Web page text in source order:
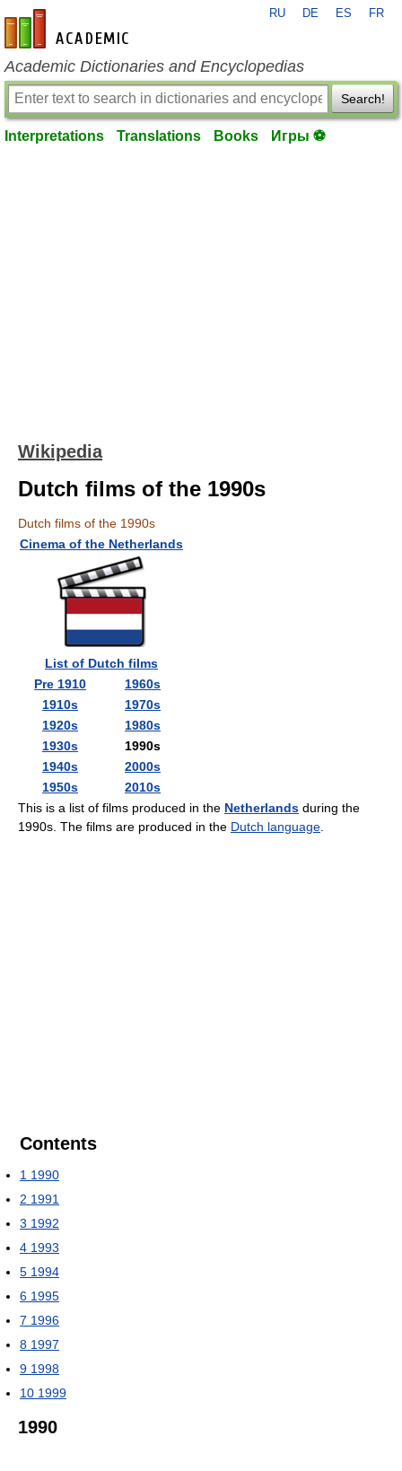
en-academic.com
RU DE ES FR
Academic Dictionaries and Encyclopedias
Search!
Interpretations Translations Books Игры ⚽
Wikipedia
Dutch films of the 1990s
Dutch films of the 1990s
Cinema of the Netherlands
List of Dutch films
Pre 1910
1960s
1910s
1970s
1920s
1980s
1930s
1990s
1940s
2000s
1950s
2010s
This is a list of films produced in the Netherlands during the
1990s. The films are produced in the Dutch language
Contents
1 1990
2 1991
3 1992
4 1993
5 1994
6 1995
7 1996
8 1997
9 1998
10 1999
1990